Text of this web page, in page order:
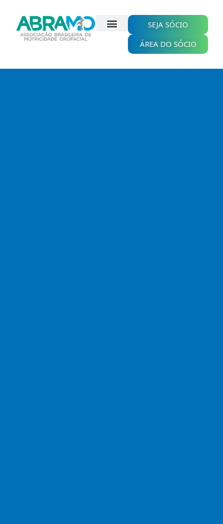
conteúdo
SEJA SÓCIO
ÁREA DO SÓCIO